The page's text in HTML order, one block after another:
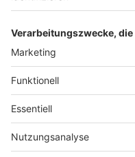
SUPER-Hi x NEEKA -
Video)
Anzeige